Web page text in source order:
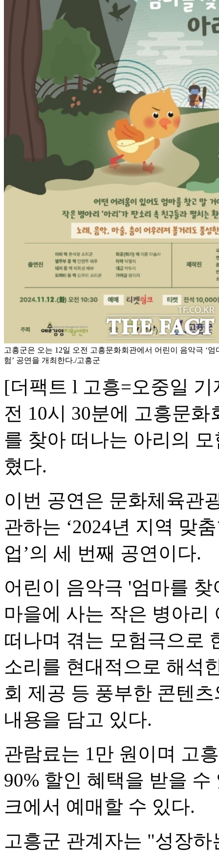
고흥군은 오는 12일 오전 고흥문화회관에서 어린이 음악극 ‘
험’ 공연을 개최한다./고흥군
[더팩트 l 고흥=오중일
전 10시 30분에 고흥문
를 찾아 떠나는 아리의
혔다.
이번 공연은 문화체육관
관하는 ‘2024년 지역 맞
업’의 세 번째 공연이다.
어린이 음악극 '엄마를
마을에 사는 작은 병아리
떠나며 겪는 모험극으로
소리를 현대적으로 해석
회 제공 등 풍부한 콘텐
내용을 담고 있다.
관람료는 1만 원이며 고
90% 할인 혜택을 받을
크에서 예매할 수 있다.
고흥군 관계자는 "성장